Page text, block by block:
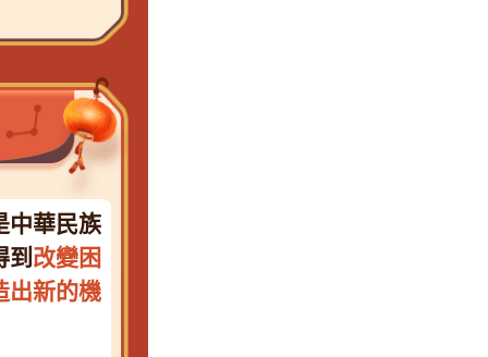
中華民族
到 改變困
出新的機